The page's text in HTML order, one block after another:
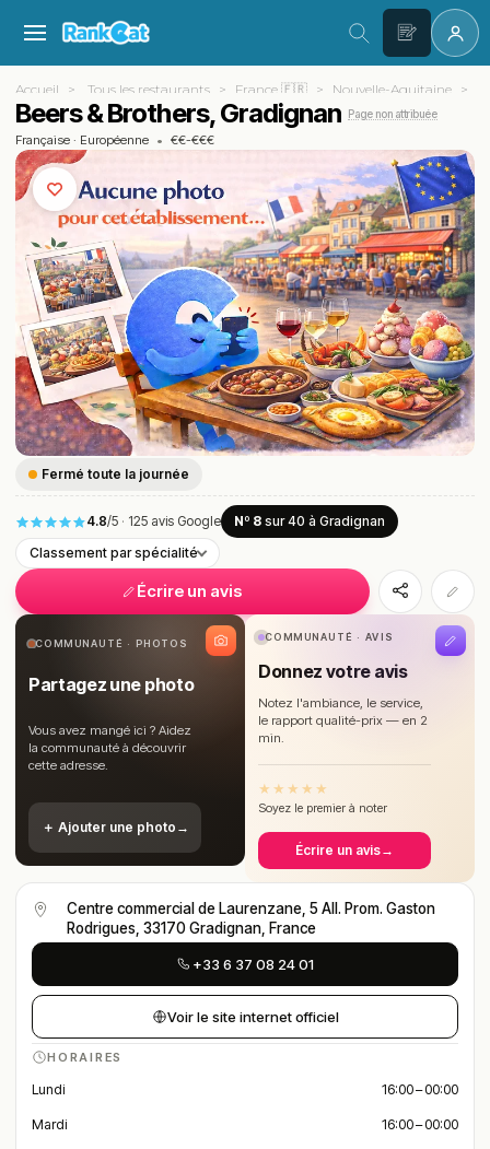
Accueil Tous les restaurants France 🇫🇷 Nouvelle-Aquitaine
Beers & Brothers, Gradignan Page non attribuée
Française · Européenne • €€-€€€
Fermé toute la journée
4.8/5 · 125 avis Google Nº 8 sur 40 à Gradignan
Classement par spécialité
Écrire un avis
COMMUNAUTÉ · PHOTOS
Partagez une photo
Vous avez mangé ici ? Aidez
la communauté à découvrir
cette adresse.
＋ Ajouter une photo →
COMMUNAUTÉ · AVIS
Donnez votre avis
Notez l'ambiance, le service,
le rapport qualité-prix — en 2
min.
★ ★ ★ ★ ★
Soyez le premier à noter
Écrire un avis→
Centre commercial de Laurenzane, 5 All. Prom. Gaston
Rodrigues, 33170 Gradignan, France
+33 6 37 08 24 01
Voir le site internet officiel
HORAIRES
Lundi 16:00 – 00:00
Mardi 16:00 – 00:00